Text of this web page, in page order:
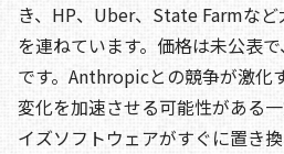
き、HP、Uber、State Farmな
を連ねています。価格は未公表
です。Anthropicとの競争が激化
変化を加速させる可能性がある
イズソフトウェアがすぐに置き